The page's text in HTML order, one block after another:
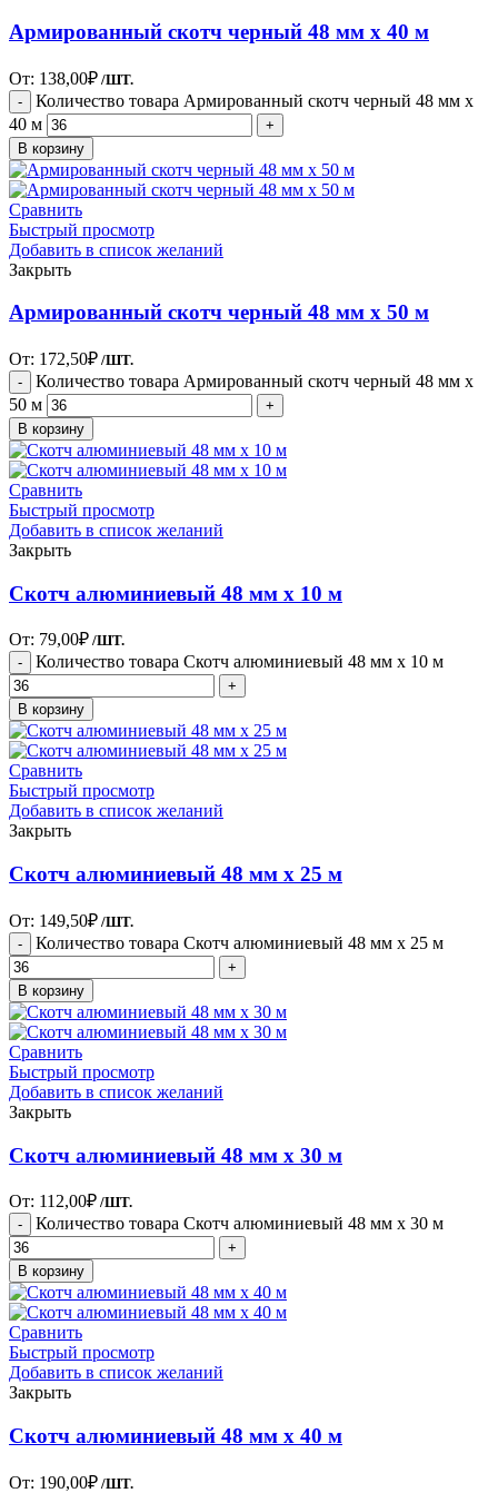
Армированный скотч черный 48 мм х 40 м
От: 138,00₽ /ШТ.
Количество товара Армированный скотч черный 48 мм х
40 м
В корзину
Сравнить
Быстрый просмотр
Добавить в список желаний
Закрыть
Армированный скотч черный 48 мм х 50 м
От: 172,50₽ /ШТ.
Количество товара Армированный скотч черный 48 мм х
50 м
В корзину
Сравнить
Быстрый просмотр
Добавить в список желаний
Закрыть
Скотч алюминиевый 48 мм х 10 м
От: 79,00₽ /ШТ.
Количество товара Скотч алюминиевый 48 мм х 10 м
В корзину
Сравнить
Быстрый просмотр
Добавить в список желаний
Закрыть
Скотч алюминиевый 48 мм х 25 м
От: 149,50₽ /ШТ.
Количество товара Скотч алюминиевый 48 мм х 25 м
В корзину
Сравнить
Быстрый просмотр
Добавить в список желаний
Закрыть
Скотч алюминиевый 48 мм х 30 м
От: 112,00₽ /ШТ.
Количество товара Скотч алюминиевый 48 мм х 30 м
В корзину
Сравнить
Быстрый просмотр
Добавить в список желаний
Закрыть
Скотч алюминиевый 48 мм х 40 м
От: 190,00₽ /ШТ.